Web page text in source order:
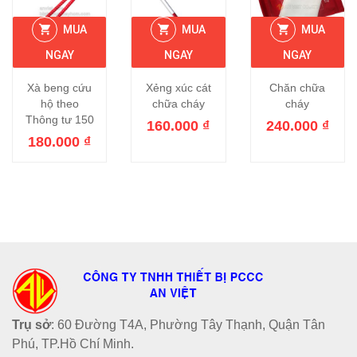
MUA
NGAY
Xà beng cứu
hộ theo
Thông tư 150
180.000 ₫
MUA
NGAY
Xẻng xúc cát
chữa cháy
160.000 ₫
MUA
NGAY
Chăn chữa
cháy
240.000 ₫
Trụ sở: 60 Đường T4A, Phường Tây Thạnh, Quận Tân
Phú, TP.Hồ Chí Minh.